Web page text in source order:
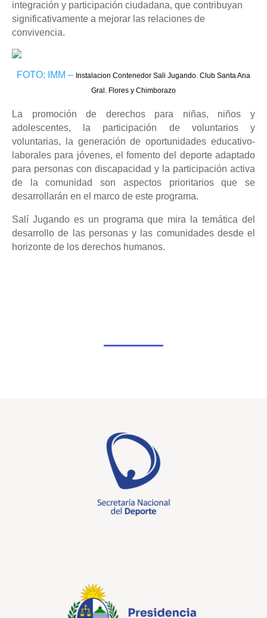
integración y participación ciudadana, que contribuyan
significativamente a mejorar las relaciones de
convivencia.
FOTO: IMM – Instalacion Contenedor Sali Jugando. Club Santa Ana
Gral. Flores y Chimborazo
La promoción de derechos para niñas, niños y
adolescentes, la participación de voluntarios y
voluntarias, la generación de oportunidades educativo-
laborales para jóvenes, el fomentodel deporte adaptado
para personas con discapacidad y la participación activa
de lacomunidad son aspectos prioritarios que se
desarrollarán en el marco de este programa.
Salí Jugando es un programa que mira la temática del
desarrollo de las personas y las comunidades desde el
horizonte de los derechos humanos.